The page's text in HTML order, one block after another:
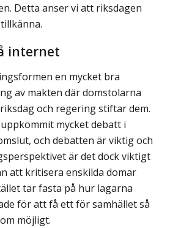
Detta anser vi att riksdagen
internet
en mycket bra
av makten där domstolarna
och regering stiftar dem.
mycket debatt i
och debatten är viktig och
är det dock viktigt
att kritisera enskilda domar
tar fasta på hur lagarna
för att få ett för samhället så
möjligt.